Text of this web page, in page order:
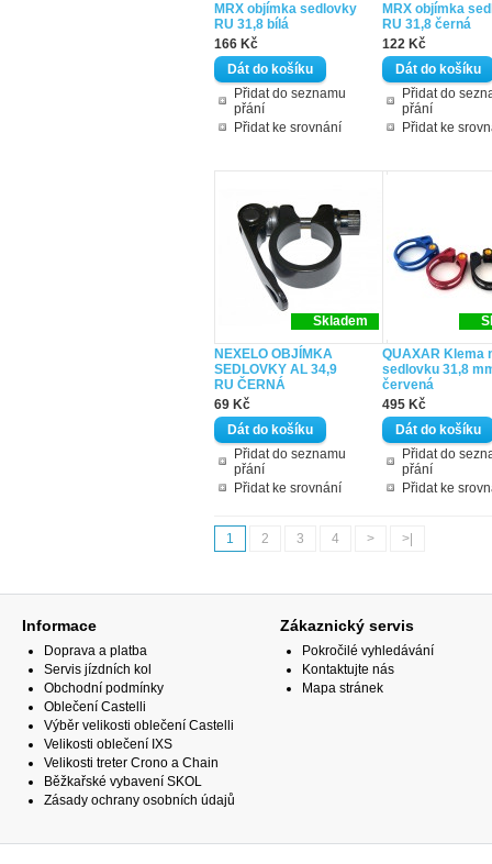
MRX objímka sedlovky
RU 31,8 bílá
166 Kč
Přidat do seznamu
přání
Přidat ke srovnání
MRX objímka
RU 31,8 černá
122 Kč
Přidat do
přání
Přidat ke
Skladem
NEXELO OBJÍMKA
SEDLOVKY AL 34,9
RU ČERNÁ
69 Kč
Přidat do seznamu
přání
Přidat ke srovnání
QUAXAR Klema
sedlovku 31,8
červená
495 Kč
Přidat do
přání
Přidat ke
1 2 3 4 > >|
Informace
Doprava a platba
Servis jízdních kol
Obchodní podmínky
Oblečení Castelli
Výběr velikosti oblečení Castelli
Velikosti oblečení IXS
Velikosti treter Crono a Chain
Běžkařské vybavení SKOL
Zásady ochrany osobních údajů
Zákaznický servis
Pokročilé vyhledávání
Kontaktujte nás
Mapa stránek